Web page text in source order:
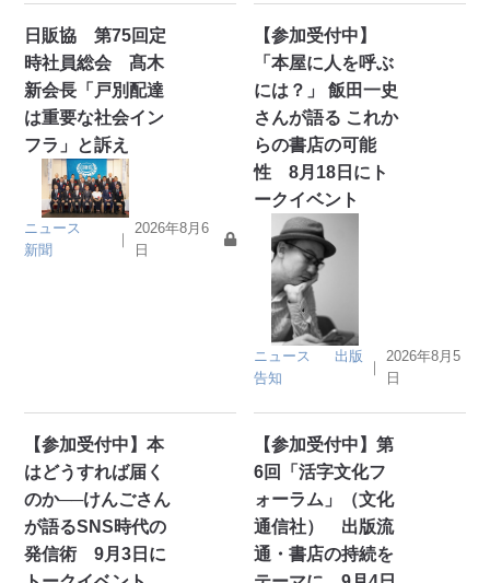
日販協 第75回定
時社員総会 髙木
新会長「戸別配達
は重要な社会イン
フラ」と訴え
ニュース
新聞
｜
2026年8月6
日
【参加受付中】
「本屋に人を呼ぶ
には？」 飯田一史
さんが語る これか
らの書店の可能
性 8月18日にト
ークイベント
ニュース
出版
告知
｜
2026年8月5
日
【参加受付中】本
はどうすれば届く
のか──けんごさん
が語るSNS時代の
発信術 9月3日に
【参加受付中】第
6回「活字文化フ
ォーラム」（文化
通信社） 出版流
通・書店の持続を